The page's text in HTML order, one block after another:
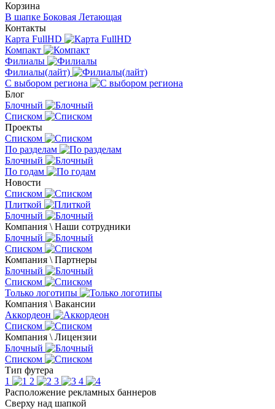
Корзина
В шапке Боковая Летающая
Контакты
Карта FullHD
Компакт
Филиалы
Филиалы(лайт)
С выбором региона
Блог
Блочный
Списком
Проекты
Списком
По разделам
Блочный
По годам
Новости
Списком
Плиткой
Блочный
Компания \ Наши сотрудники
Блочный
Списком
Компания \ Партнеры
Блочный
Списком
Только логотипы
Компания \ Вакансии
Аккордеон
Списком
Компания \ Лицензии
Блочный
Списком
Тип футера
1
2 3
4
Расположение рекламных баннеров
Сверху над шапкой